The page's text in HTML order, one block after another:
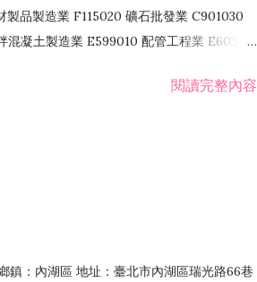
品製造業 F115020 礦石批發業 C901030
凝土製造業 E599010 配管工程業 E603110
品批發業 F108031 醫療器材批發業閱讀完整內容
鎮：內湖區 地址：臺北市內湖區瑞光路66巷